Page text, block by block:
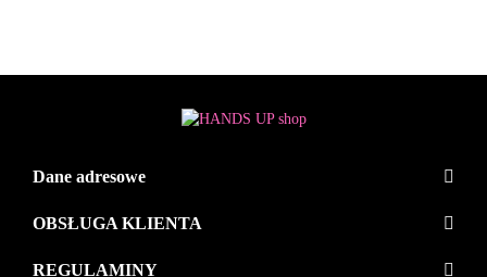
Dane adresowe
OBSŁUGA KLIENTA
REGULAMINY